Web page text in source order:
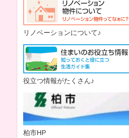
リノベーションについて♪
役立つ情報がたくさん♪
柏市HP